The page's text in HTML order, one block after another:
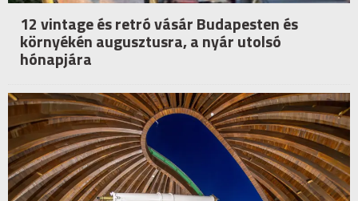
12 vintage és retró vásár Budapesten és
környékén augusztusra, a nyár utolsó
hónapjára